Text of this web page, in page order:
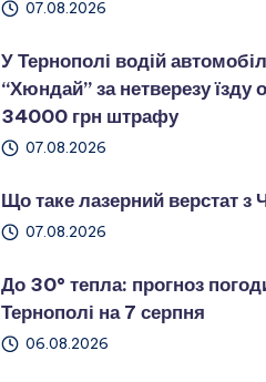
07.08.2026
У Тернополі водій
“Хюндай” за нетверезу їзду
34000 грн штрафу
07.08.2026
Що таке лазерний верстат з
07.08.2026
До 30° тепла: прогноз
Тернополі на 7 серпня
06.08.2026